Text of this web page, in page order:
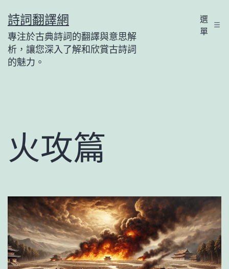
至
主
要
詩詞翻譯網
專注於古典詩詞的翻譯與意思解
析，讓您深入了解和欣賞古詩詞
的魅力。
選
單
火攻篇